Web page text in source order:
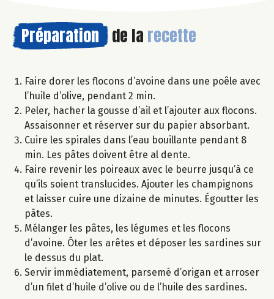
Préparation de la recette
Faire dorer les flocons d’avoine dans une poêle avec
l’huile d’olive, pendant 2 min.
Peler, hacher la gousse d’ail et l’ajouter aux flocons.
Assaisonner et réserver sur du papier absorbant.
Cuire les spirales dans l’eau bouillante pendant 8
min. Les pâtes doivent être al dente.
Faire revenir les poireaux avec le beurre jusqu’à ce
qu’ils soient translucides. Ajouter les champignons
et laisser cuire une dizaine de minutes. Égoutter les
pâtes.
Mélanger les pâtes, les légumes et les flocons
d’avoine. Ôter les arêtes et déposer les sardines sur
le dessus du plat.
Servir immédiatement, parsemé d’origan et arroser
d’un filet d’huile d’olive ou de l’huile des sardines.